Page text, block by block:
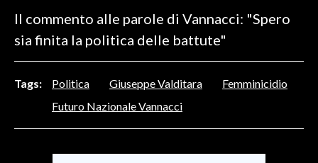
Il commento alle parole di Vannacci: "Spero
sia finita la politica delle battute"
Tags: Politica Giuseppe Valditara
Femminicidio
Futuro Nazionale Vannacci